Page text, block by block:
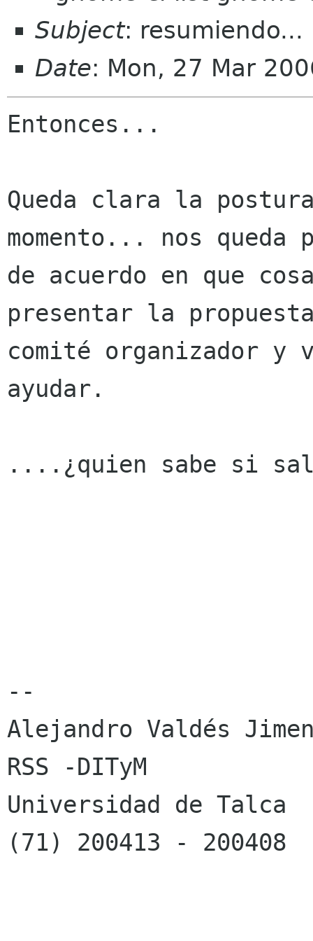
Subject: resumiendo...
Date: Mon, 27 Mar
Entonces...
Queda clara la
momento... nos queda
de acuerdo en que
presentar la
comité organizador y
ayudar.
....¿quien sabe si
--
Alejandro Valdés
RSS -DITyM
Universidad de Talca
(71) 200413 - 200408